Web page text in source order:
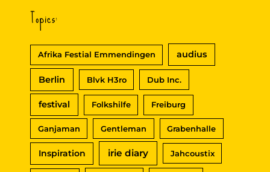
Topics:
Afrika Festial Emmendingen audius
Berlin Blvk H3ro Dub Inc.
festival Folkshilfe Freiburg
Ganjaman Gentleman Grabenhalle
Inspiration irie diary Jahcoustix